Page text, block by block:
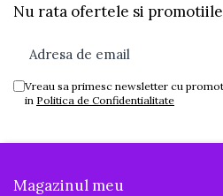
Nu rata ofertele si
Vreau sa primesc newsletter cu
in Politica de Confidentialitate
Magazinul meu